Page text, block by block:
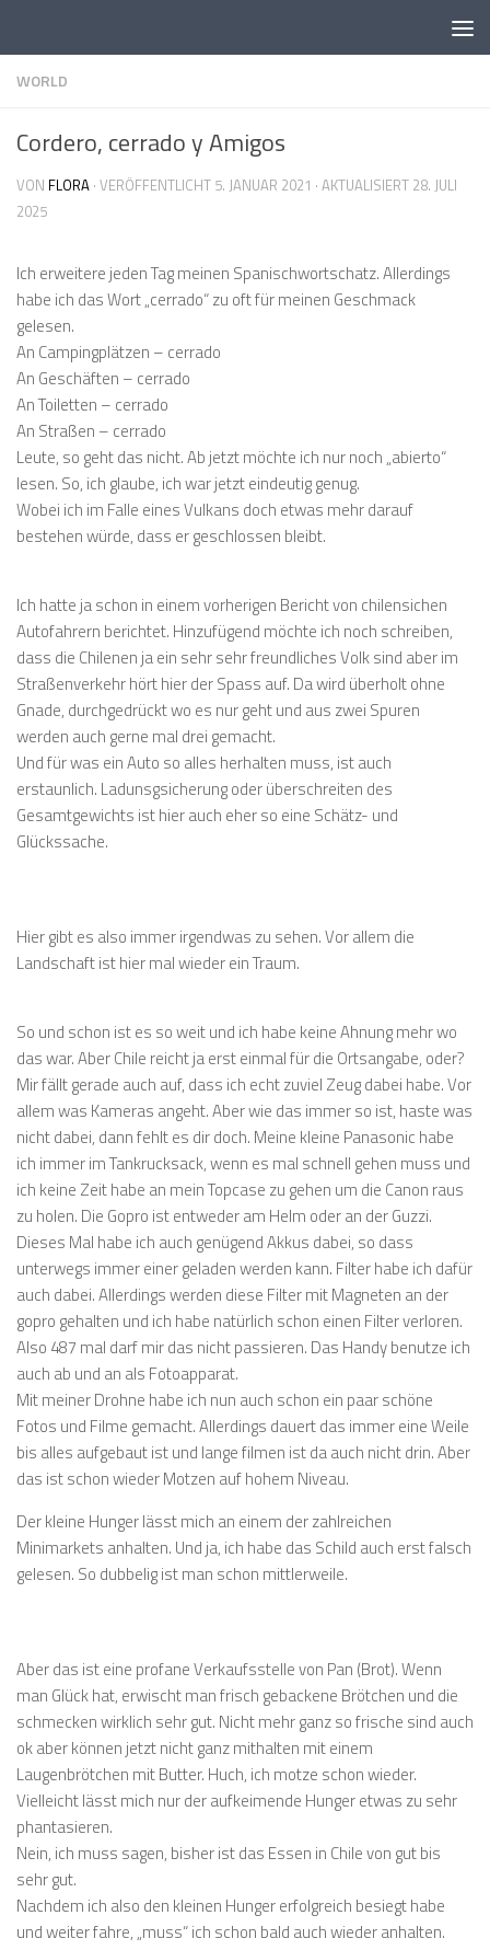
WORLD
Cordero, cerrado y Amigos
VON FLORA · VERÖFFENTLICHT 5. JANUAR 2021 · AKTUALISIERT 28. JULI
2025
Ich erweitere jeden Tag meinen Spanischwortschatz. Allerdings
habe ich das Wort „cerrado“ zu oft für meinen Geschmack
gelesen.
An Campingplätzen – cerrado
An Geschäften – cerrado
An Toiletten – cerrado
An Straßen – cerrado
Leute, so geht das nicht. Ab jetzt möchte ich nur noch „abierto“
lesen. So, ich glaube, ich war jetzt eindeutig genug.
Wobei ich im Falle eines Vulkans doch etwas mehr darauf
bestehen würde, dass er geschlossen bleibt.
Ich hatte ja schon in einem vorherigen Bericht von chilensichen
Autofahrern berichtet. Hinzufügend möchte ich noch schreiben,
dass die Chilenen ja ein sehr sehr freundliches Volk sind aber im
Straßenverkehr hört hier der Spass auf. Da wird überholt ohne
Gnade, durchgedrückt wo es nur geht und aus zwei Spuren
werden auch gerne mal drei gemacht.
Und für was ein Auto so alles herhalten muss, ist auch
erstaunlich. Ladunsgsicherung oder überschreiten des
Gesamtgewichts ist hier auch eher so eine Schätz- und
Glückssache.
Hier gibt es also immer irgendwas zu sehen. Vor allem die
Landschaft ist hier mal wieder ein Traum.
So und schon ist es so weit und ich habe keine Ahnung mehr wo
das war. Aber Chile reicht ja erst einmal für die Ortsangabe, oder?
Mir fällt gerade auch auf, dass ich echt zuviel Zeug dabei habe. Vor
allem was Kameras angeht. Aber wie das immer so ist, haste was
nicht dabei, dann fehlt es dir doch. Meine kleine Panasonic habe
ich immer im Tankrucksack, wenn es mal schnell gehen muss und
ich keine Zeit habe an mein Topcase zu gehen um die Canon raus
zu holen. Die Gopro ist entweder am Helm oder an der Guzzi.
Dieses Mal habe ich auch genügend Akkus dabei, so dass
unterwegs immer einer geladen werden kann. Filter habe ich dafür
auch dabei. Allerdings werden diese Filter mit Magneten an der
gopro gehalten und ich habe natürlich schon einen Filter verloren.
Also 487 mal darf mir das nicht passieren. Das Handy benutze ich
auch ab und an als Fotoapparat.
Mit meiner Drohne habe ich nun auch schon ein paar schöne
Fotos und Filme gemacht. Allerdings dauert das immer eine Weile
bis alles aufgebaut ist und lange filmen ist da auch nicht drin. Aber
das ist schon wieder Motzen auf hohem Niveau.
Der kleine Hunger lässt mich an einem der zahlreichen
Minimarkets anhalten. Und ja, ich habe das Schild auch erst falsch
gelesen. So dubbelig ist man schon mittlerweile.
Aber das ist eine profane Verkaufsstelle von Pan (Brot). Wenn
man Glück hat, erwischt man frisch gebackene Brötchen und die
schmecken wirklich sehr gut. Nicht mehr ganz so frische sind auch
ok aber können jetzt nicht ganz mithalten mit einem
Laugenbrötchen mit Butter. Huch, ich motze schon wieder.
Vielleicht lässt mich nur der aufkeimende Hunger etwas zu sehr
phantasieren.
Nein, ich muss sagen, bisher ist das Essen in Chile von gut bis
sehr gut.
Nachdem ich also den kleinen Hunger erfolgreich besiegt habe
und weiter fahre, „muss“ ich schon bald auch wieder anhalten.